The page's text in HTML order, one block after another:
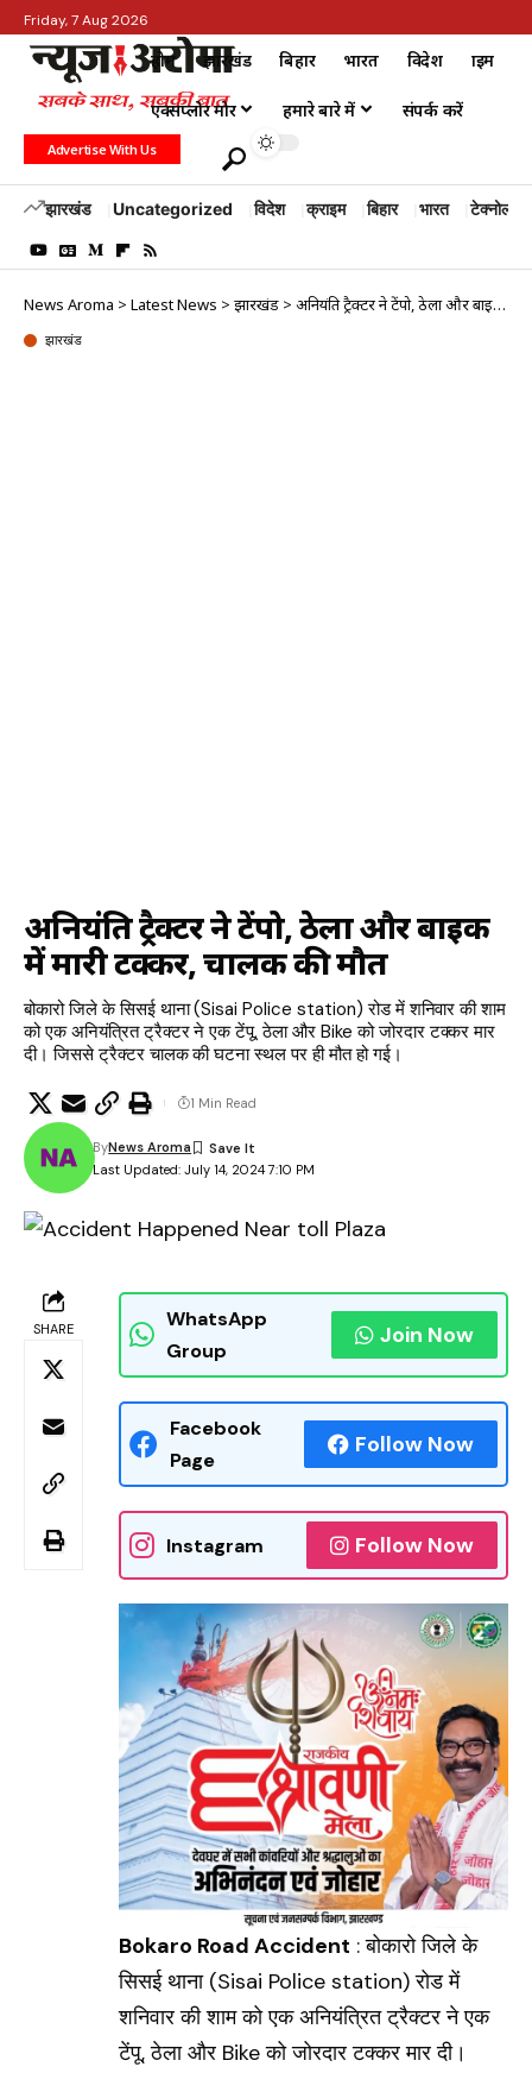
Friday, 7 Aug 2026
होम झारखंड बिहार भारत विदेश क्राइम
एक्सप्लोर मोर हमारे बारे में संपर्क करें
Advertise With Us
झारखंड Uncategorized विदेश क्राइम बिहार भारत टेक्नोलॉजी
News Aroma > Latest News > झारखंड > अनियंत्रित ट्रैक्टर ने टेंपो, ठेला और बाइक में मारी टक्कर, चालक की मौत
झारखंड
अनियंत्रित ट्रैक्टर ने टेंपो, ठेला और बाइक
में मारी टक्कर, चालक की मौत
बोकारो जिले के सिसई थाना (Sisai Police station) रोड में शनिवार की शाम
को एक अनियंत्रित ट्रैक्टर ने एक टेंपू, ठेला और Bike को जोरदार टक्कर मार
दी। जिससे ट्रैक्टर चालक की घटना स्थल पर ही मौत हो गई।
Last Updated: July 14, 2024 7:10 PM
ByNews Aroma
1 Min Read
SHARE
WhatsApp
Group
Join Now
Facebook
Page
Follow Now
Instagram Follow Now
Bokaro Road Accident : बोकारो जिले के
सिसई थाना (Sisai Police station) रोड में
शनिवार की शाम को एक अनियंत्रित ट्रैक्टर ने एक
टेंपू, ठेला और Bike को जोरदार टक्कर मार दी।